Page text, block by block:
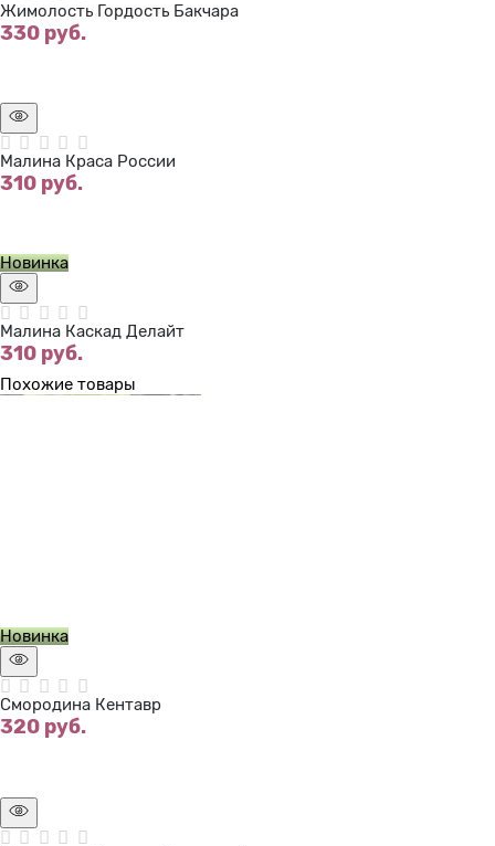
Жимолость Гордость Бакчара
330 руб.
Малина Краса России
310 руб.
Новинка
Малина Каскад Делайт
310 руб.
Похожие товары
Новинка
Смородина Кентавр
320 руб.